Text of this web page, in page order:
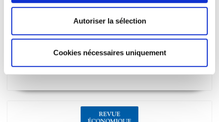
Autoriser la sélection
Cookies nécessaires uniquement
Revue économique 73-6, novembre 2022
Numéro spécial en hommage à Philippe Mongin